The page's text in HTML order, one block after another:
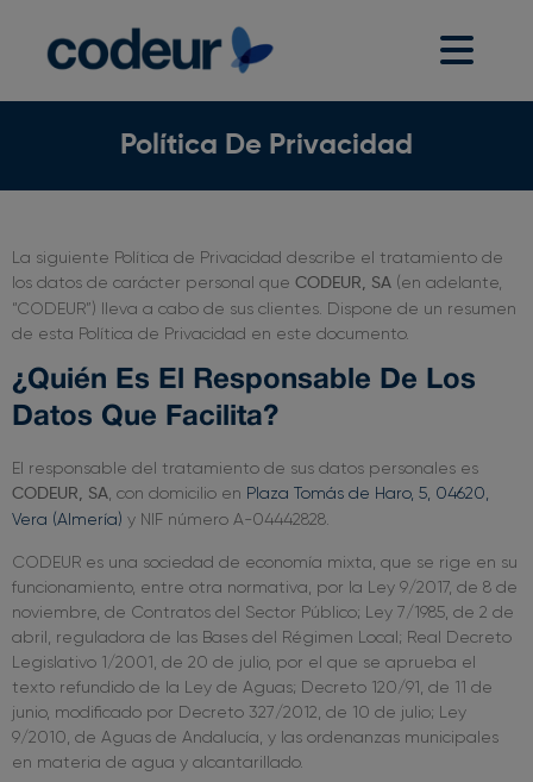
Política De Privacidad
La siguiente Política de Privacidad describe el tratamiento de
los datos de carácter personal que CODEUR, SA (en adelante,
“CODEUR”) lleva a cabo de sus clientes. Dispone de un resumen
de esta Política de Privacidad en este documento.
¿Quién Es El Responsable De Los
Datos Que Facilita?
El responsable del tratamiento de sus datos personales es
CODEUR, SA, con domicilio en Plaza Tomás de Haro, 5, 04620,
Vera (Almería) y NIF número A-04442828.
CODEUR es una sociedad de economía mixta, que se rige en su
funcionamiento, entre otra normativa, por la Ley 9/2017, de 8 de
noviembre, de Contratos del Sector Público; Ley 7/1985, de 2 de
abril, reguladora de las Bases del Régimen Local; Real Decreto
Legislativo 1/2001, de 20 de julio, por el que se aprueba el
texto refundido de la Ley de Aguas; Decreto 120/91, de 11 de
junio, modificado por Decreto 327/2012, de 10 de julio; Ley
9/2010, de Aguas de Andalucía, y las ordenanzas municipales
en materia de agua y alcantarillado.